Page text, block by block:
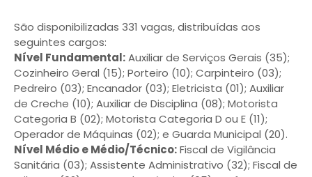
São disponibilizadas 331 vagas, distribuídas aos
seguintes cargos:
Nível Fundamental:Auxiliar de Serviços Gerais (35);
Cozinheiro Geral (15); Porteiro (10); Carpinteiro (03);
Pedreiro (03); Encanador (03); Eletricista (01); Auxiliar
de Creche (10); Auxiliar de Disciplina (08); Motorista
Categoria B (02); Motorista Categoria D ou E (11);
Operador de Máquinas (02); e Guarda Municipal (20).
Nível Médio e Médio/Técnico:Fiscal de Vigilância
Sanitária (03); Assistente Administrativo (32); Fiscal de